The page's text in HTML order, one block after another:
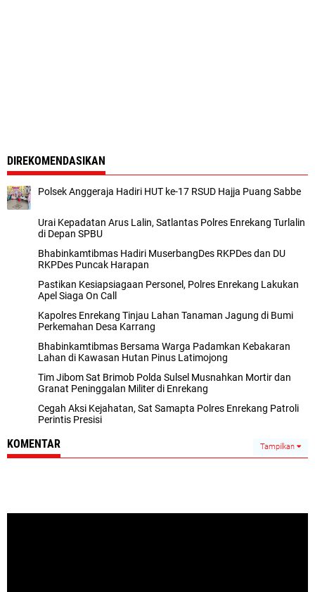
DIREKOMENDASIKAN
Polsek Anggeraja Hadiri HUT ke-17 RSUD Hajja Puang Sabbe
Urai Kepadatan Arus Lalin, Satlantas Polres Enrekang Turlalin
di Depan SPBU
Bhabinkamtibmas Hadiri MuserbangDes RKPDes dan DU
RKPDes Puncak Harapan
Pastikan Kesiapsiagaan Personel, Polres Enrekang Lakukan
Apel Siaga On Call
Kapolres Enrekang Tinjau Lahan Tanaman Jagung di Bumi
Perkemahan Desa Karrang
Bhabinkamtibmas Bersama Warga Padamkan Kebakaran
Lahan di Kawasan Hutan Pinus Latimojong
Tim Jibom Sat Brimob Polda Sulsel Musnahkan Mortir dan
Granat Peninggalan Militer di Enrekang
Cegah Aksi Kejahatan, Sat Samapta Polres Enrekang Patroli
Perintis Presisi
KOMENTAR Tampilkan